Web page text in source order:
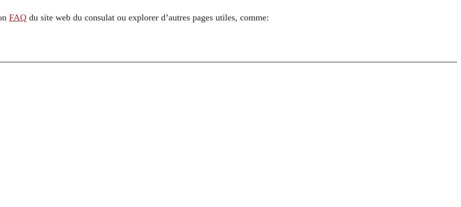
FAQ du site web du consulat ou explorer d’autres pages utiles, comme: